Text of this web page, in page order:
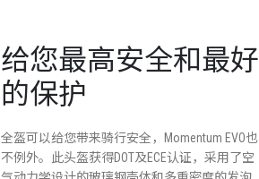
给您最高安全和最好
的保护
全盔可以给您带来骑行安全，Momentum EVO也
不例外。此头盔获得DOT及ECE认证，采用了空